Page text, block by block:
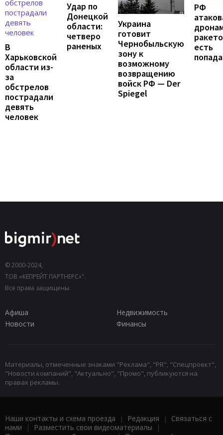
В
Харьковской
области из-
за
обстрелов
пострадали
девять
человек
Удар по
Донецкой
области:
четверо
раненых
Украина
готовит
Чернобыльскую
зону к
возможному
возвращению
войск РФ — Der
Spiegel
РФ
есть
© 2000-2024,
ТОВ «КЕПРЕЙТ ПАРТНЕРС»".
Все права защищены.
Афиша
Недвижимость
Новости
Финансы
Материалы, отмеченные знаками "Реклама", "PR", "Спецпроект",
"Новости компаний", "Актуально", "Промо", публикуются на
правах рекламы.
Наши контакты и схема проезда | Редакция | Связаться с
нами | Разместить свои видеоматериалы |